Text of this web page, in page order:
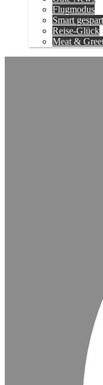
Flugmodus
Smart gespart
Reise-Glück
Meat &